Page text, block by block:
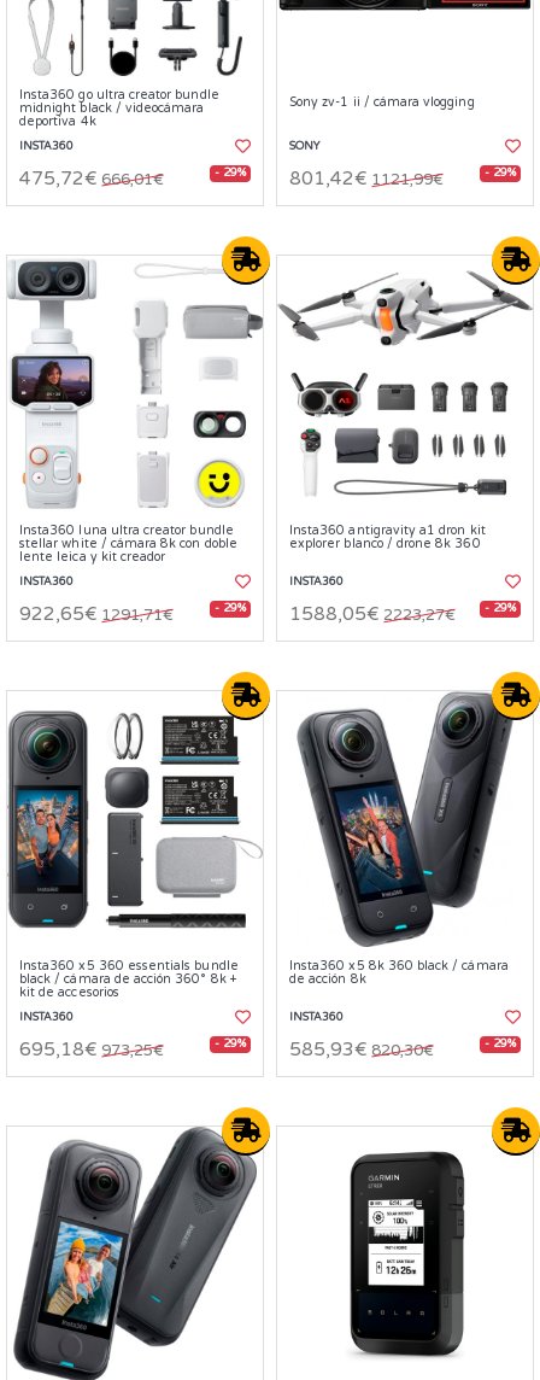
Insta360 go ultra creator bundle
midnight black / videocámara
deportiva 4k
INSTA360
475,72€ 666,01€ - 29%
Sony zv-1 ii / cámara vlogging
SONY
801,42€ 1121,99€ - 29%
Insta360 luna ultra creator bundle
stellar white / cámara 8k con doble
lente leica y kit creador
INSTA360
922,65€ 1291,71€ - 29%
Insta360 antigravity a1 dron kit
explorer blanco / drone 8k 360
INSTA360
1588,05€ 2223,27€ - 29%
Insta360 x5 360 essentials bundle
black / cámara de acción 360° 8k +
kit de accesorios
INSTA360
695,18€ 973,25€ - 29%
Insta360 x5 8k 360 black / cámara
de acción 8k
INSTA360
585,93€ 820,30€ - 29%